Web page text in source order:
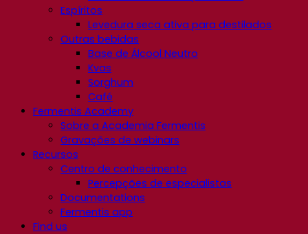
Espíritos
Levedura seca ativa para destilados
Outras bebidas
Base de Álcool Neutro
Kvas
Sorghum
Café
Fermentis Academy
Sobre a Academia Fermentis
Gravações de webinars
Recursos
Centro de conhecimento
Percepções de especialistas
Documentations
Fermentis app
Find us